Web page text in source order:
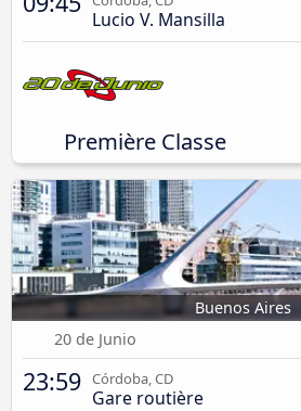
Lucio V. Mansilla
Première Classe
Buenos Aires
20 de Junio
23:59 Córdoba, CD
Gare routière